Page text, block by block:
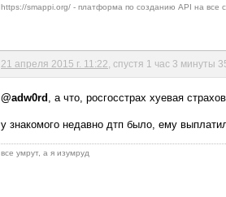
https://smappi.org/ - платформа по созданию API на все
21 апреля 2015 г. 11:22 , спустя 1 час 3 минуты
@adw0rd , а что, росгосстрах хуевая
у знакомого недавно дтп было, ему
все умрут, а я изумруд